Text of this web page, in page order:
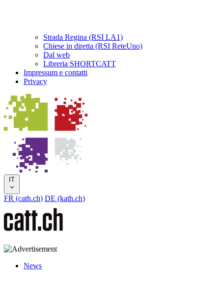
Strada Regina (RSI LA1)
Chiese in diretta (RSI ReteUno)
Dal web
Libreria SHORTCATT
Impressum e contatti
Privacy
IT
FR (cath.ch) DE (kath.ch)
News